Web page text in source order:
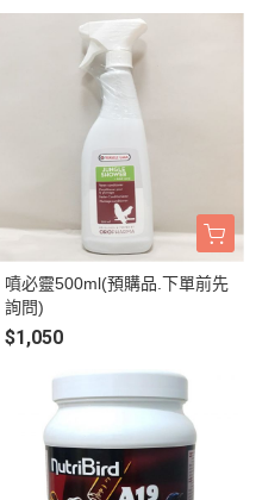
噴必靈500ml(預購品.下單前先
詢問)
$1,050